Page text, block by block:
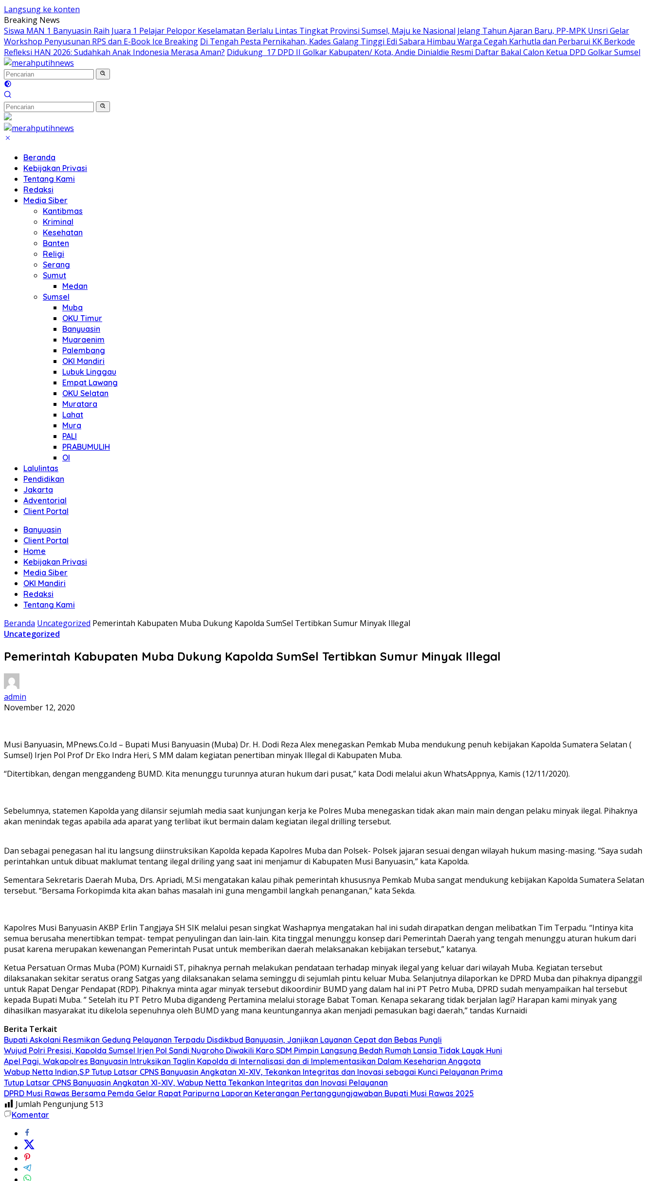
Langsung ke konten
Breaking News
Siswa MAN 1 Banyuasin Raih Juara 1 Pelajar Pelopor Keselamatan Berlalu Lintas Tingkat Provinsi Sumsel, Maju ke Nasional Jelang Tahun Ajaran Baru, PP-MPK Unsri Gelar
Workshop Penyusunan RPS dan E-Book Ice Breaking Di Tengah Pesta Pernikahan, Kades Galang Tinggi Edi Sabara Himbau Warga Cegah Karhutla dan Perbarui KK Berkode
Refleksi HAN 2026: Sudahkah Anak Indonesia Merasa Aman? Didukung 17 DPD II Golkar Kabupaten/ Kota, Andie Dinialdie Resmi Daftar Bakal Calon Ketua DPD Golkar Sumsel
Beranda
Kebijakan Privasi
Tentang Kami
Redaksi
Media Siber
Kantibmas
Kriminal
Kesehatan
Banten
Religi
Serang
Sumut
Medan
Sumsel
Muba
OKU Timur
Banyuasin
Muaraenim
Palembang
OKI Mandiri
Lubuk Linggau
Empat Lawang
OKU Selatan
Muratara
Lahat
Mura
PALI
PRABUMULIH
OI
Lalulintas
Pendidikan
Jakarta
Adventorial
Client Portal
Banyuasin
Client Portal
Home
Kebijakan Privasi
Media Siber
OKI Mandiri
Redaksi
Tentang Kami
Beranda Uncategorized Pemerintah Kabupaten Muba Dukung Kapolda SumSel Tertibkan Sumur Minyak Illegal
Uncategorized
Pemerintah Kabupaten Muba Dukung Kapolda SumSel Tertibkan Sumur Minyak Illegal
admin
November 12, 2020
Musi Banyuasin, MPnews.Co.Id – Bupati Musi Banyuasin (Muba) Dr. H. Dodi Reza Alex menegaskan Pemkab Muba mendukung penuh kebijakan Kapolda Sumatera Selatan (
Sumsel) Irjen Pol Prof Dr Eko Indra Heri, S MM dalam kegiatan penertiban minyak Illegal di Kabupaten Muba.
“Ditertibkan, dengan menggandeng BUMD. Kita menunggu turunnya aturan hukum dari pusat,” kata Dodi melalui akun WhatsAppnya, Kamis (12/11/2020).
Sebelumnya, statemen Kapolda yang dilansir sejumlah media saat kunjungan kerja ke Polres Muba menegaskan tidak akan main main dengan pelaku minyak ilegal. Pihaknya
akan menindak tegas apabila ada aparat yang terlibat ikut bermain dalam kegiatan ilegal drilling tersebut.
Dan sebagai penegasan hal itu langsung diinstruksikan Kapolda kepada Kapolres Muba dan Polsek- Polsek jajaran sesuai dengan wilayah hukum masing-masing. “Saya sudah
perintahkan untuk dibuat maklumat tentang ilegal driling yang saat ini menjamur di Kabupaten Musi Banyuasin,” kata Kapolda.
Sementara Sekretaris Daerah Muba, Drs. Apriadi, M.Si mengatakan kalau pihak pemerintah khususnya Pemkab Muba sangat mendukung kebijakan Kapolda Sumatera Selatan
tersebut. “Bersama Forkopimda kita akan bahas masalah ini guna mengambil langkah penanganan,” kata Sekda.
Kapolres Musi Banyuasin AKBP Erlin Tangjaya SH SIK melalui pesan singkat Washapnya mengatakan hal ini sudah dirapatkan dengan melibatkan Tim Terpadu. “Intinya kita
semua berusaha menertibkan tempat- tempat penyulingan dan lain-lain. Kita tinggal menunggu konsep dari Pemerintah Daerah yang tengah menunggu aturan hukum dari
pusat karena merupakan kewenangan Pemerintah Pusat untuk memberikan daerah melaksanakan kebijakan tersebut,” katanya.
Ketua Persatuan Ormas Muba (POM) Kurnaidi ST, pihaknya pernah melakukan pendataan terhadap minyak ilegal yang keluar dari wilayah Muba. Kegiatan tersebut
dilaksanakan sekitar seratus orang Satgas yang dilaksanakan selama seminggu di sejumlah pintu keluar Muba. Selanjutnya dilaporkan ke DPRD Muba dan pihaknya dipanggil
untuk Rapat Dengar Pendapat (RDP). Pihaknya minta agar minyak tersebut dikoordinir BUMD yang dalam hal ini PT Petro Muba, DPRD sudah menyampaikan hal tersebut
kepada Bupati Muba. ” Setelah itu PT Petro Muba digandeng Pertamina melalui storage Babat Toman. Kenapa sekarang tidak berjalan lagi? Harapan kami minyak yang
dihasilkan masyarakat itu dikelola sepenuhnya oleh BUMD yang mana keuntungannya akan menjadi pemasukan bagi daerah,” tandas Kurnaidi
Berita Terkait
Bupati Askolani Resmikan Gedung Pelayanan Terpadu Disdikbud Banyuasin, Janjikan Layanan Cepat dan Bebas Pungli
Wujud Polri Presisi, Kapolda Sumsel Irjen Pol Sandi Nugroho Diwakili Karo SDM Pimpin Langsung Bedah Rumah Lansia Tidak Layak Huni
Apel Pagi, Wakapolres Banyuasin Intruksikan Taglin Kapolda di Internalisasi dan di Implementasikan Dalam Keseharian Anggota
Wabup Netta Indian,S.P Tutup Latsar CPNS Banyuasin Angkatan XI-XIV, Tekankan Integritas dan Inovasi sebagai Kunci Pelayanan Prima
Tutup Latsar CPNS Banyuasin Angkatan XI-XIV, Wabup Netta Tekankan Integritas dan Inovasi Pelayanan
DPRD Musi Rawas Bersama Pemda Gelar Rapat Paripurna Laporan Keterangan Pertanggungjawaban Bupati Musi Rawas 2025
Jumlah Pengunjung513
Komentar